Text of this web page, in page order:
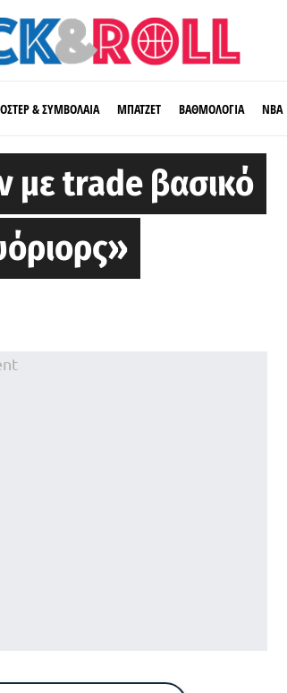
& ΣΥΜΒΟΛΑΙΑ ΜΠΑΤΖΕΤ ΒΑΘΜΟΛΟΓΙΑ ΝΒΑ
με trade βασικό